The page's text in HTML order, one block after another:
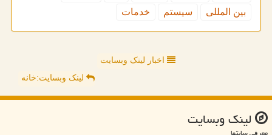
بین المللی
سیستم خدمات
اخبار لینک وبسایت
لینک وبسایت:خانه
لینك وبسایت